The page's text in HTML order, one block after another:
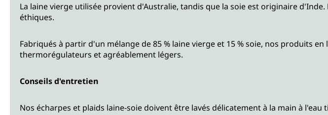
La laine vierge utilisée provient d'Australie, tandis que la soie est originaire
éthiques.
Fabriqués à partir d'un mélange de 85 % laine vierge et 15 % soie, nos produits
thermorégulateurs et agréablement légers.
Conseils d'entretien
Nos écharpes et plaids laine-soie doivent être lavés délicatement à la main à